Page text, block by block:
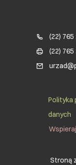
Blok(22) 765
(22) 765
Social
Polityka
danych
Stroną